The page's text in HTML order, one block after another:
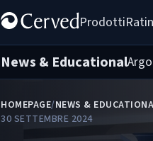
Prodotti
News & Educational
HOMEPAGE/NEWS &
30 SETTEMBRE 2024